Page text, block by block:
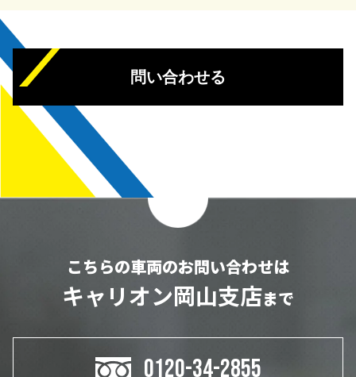
問い合わせる
こちらの車両のお問い合わせは
キャリオン岡山支店まで
0120-34-2855